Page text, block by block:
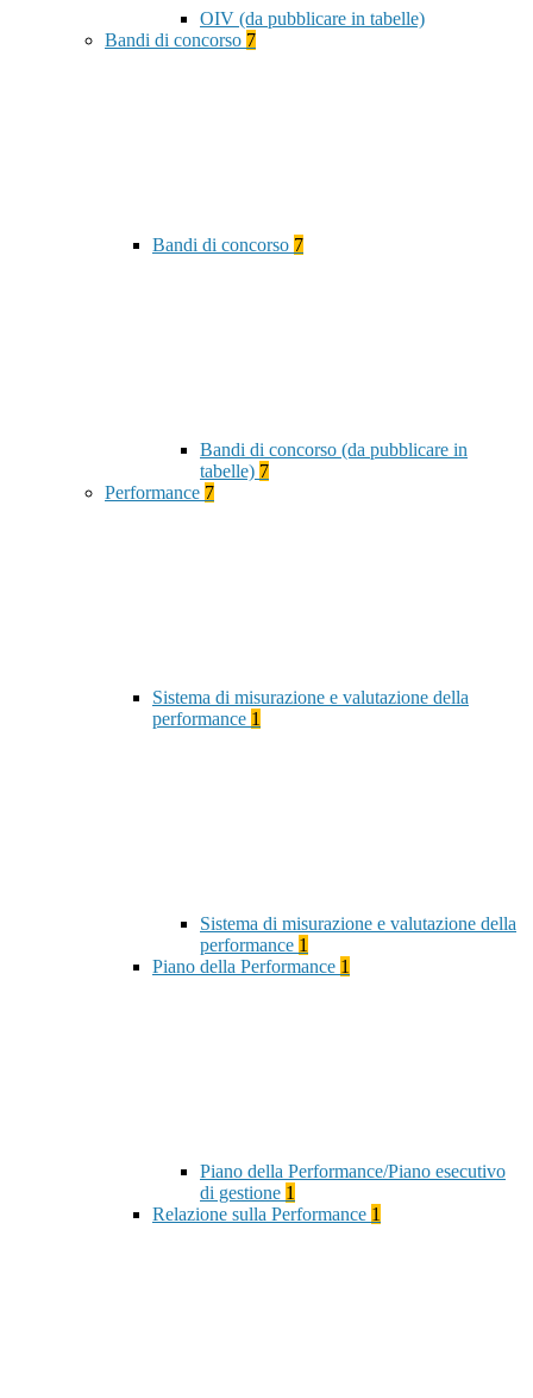
OIV (da pubblicare in tabelle)
Bandi di concorso 7
Bandi di concorso 7
Bandi di concorso (da pubblicare in
tabelle) 7
Performance 7
Sistema di misurazione e valutazione della
performance 1
Sistema di misurazione e valutazione della
performance 1
Piano della Performance 1
Piano della Performance/Piano esecutivo
di gestione 1
Relazione sulla Performance 1